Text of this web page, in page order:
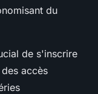
du
de s'inscrire
accès